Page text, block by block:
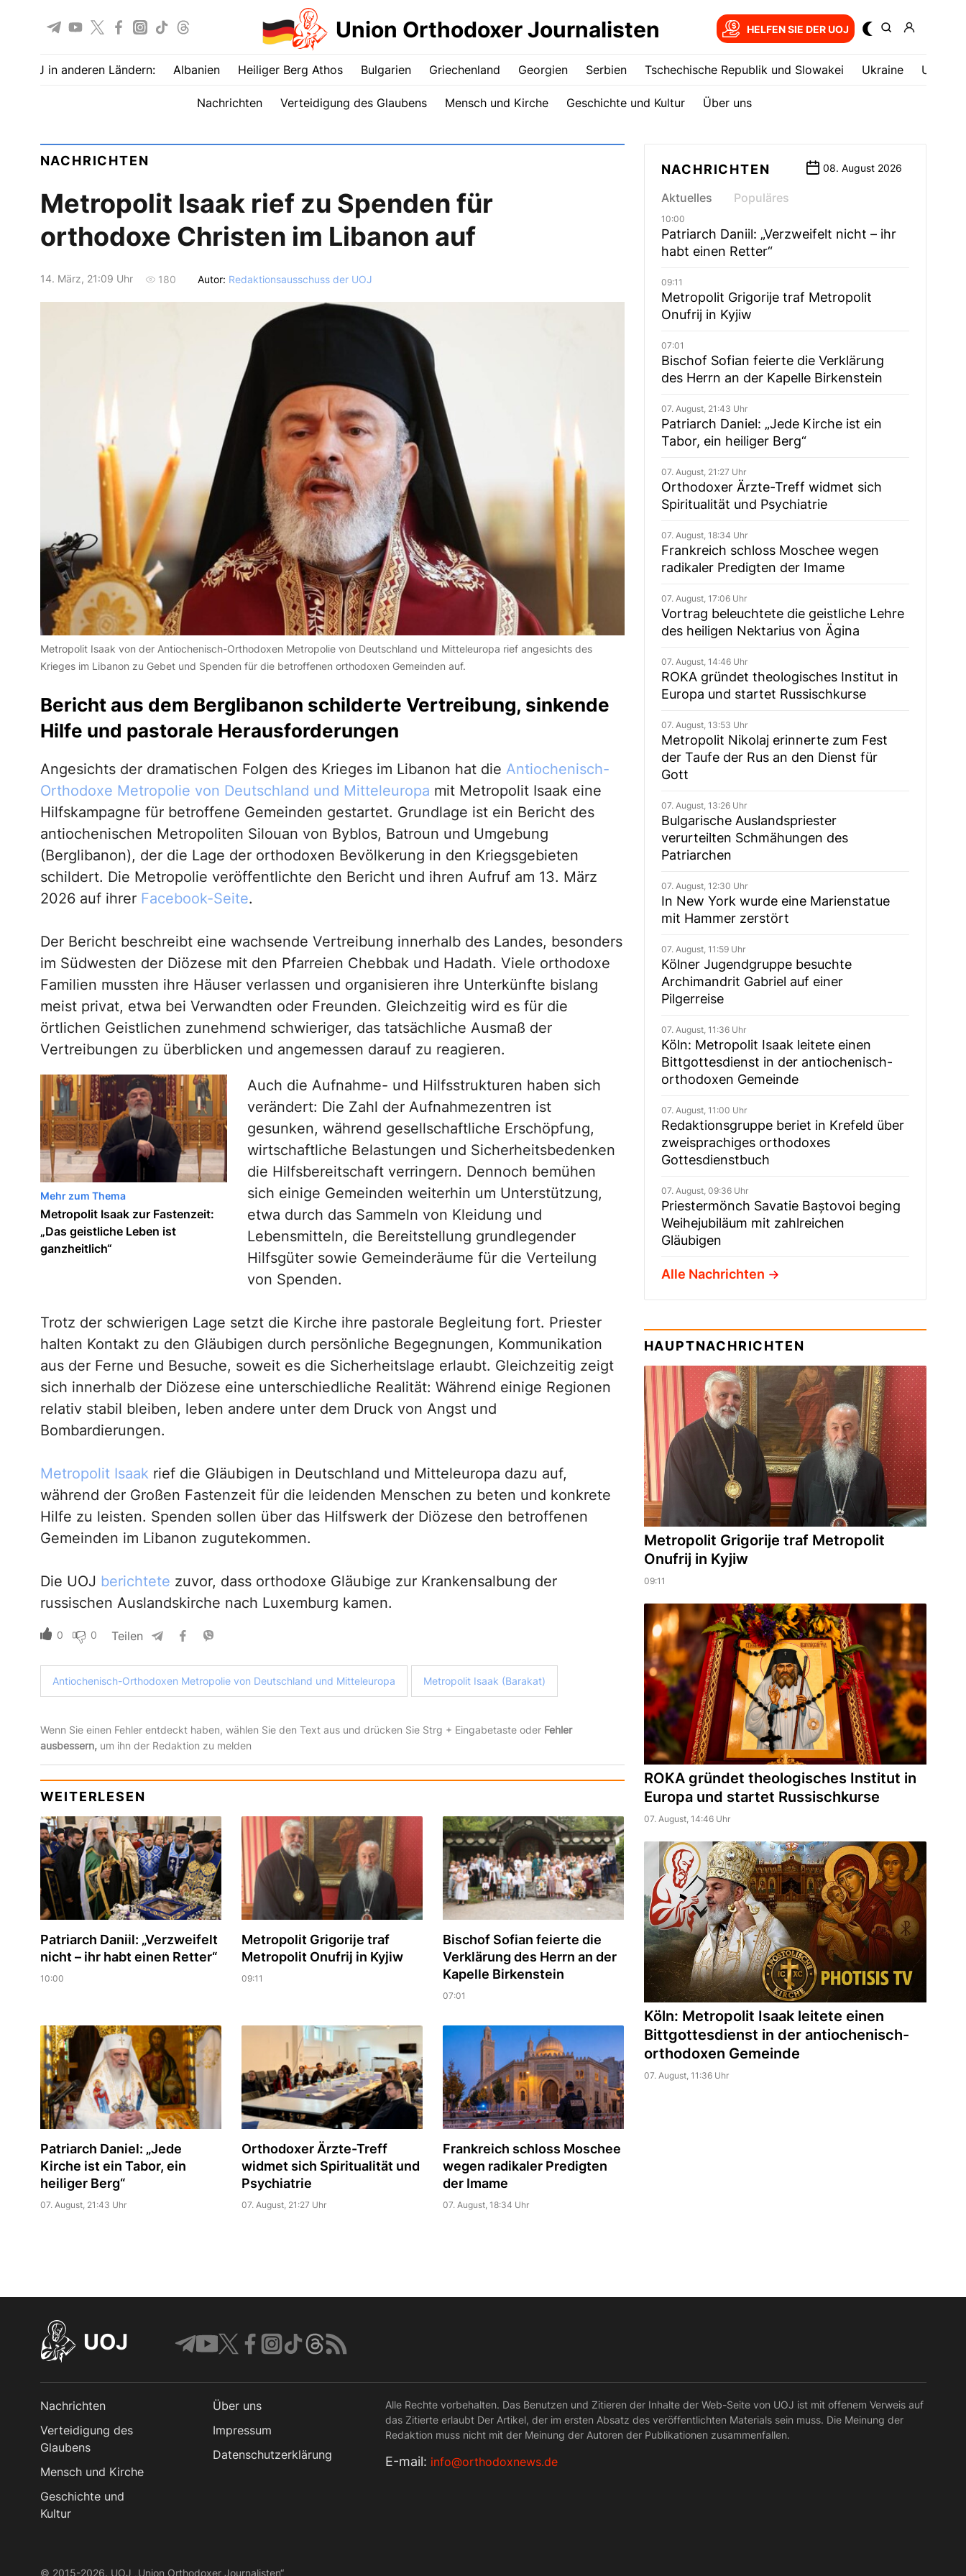
Union Orthodoxer Journalisten HELFEN SIE DER UOJ
UOJ in anderen Ländern: Albanien Heiliger Berg Athos Bulgarien Griechenland Georgien Serbien Tschechische Republik und Slowakei Ukrainе USA
Nachrichten Verteidigung des Glaubens Mensch und Kirche Geschichte und Kultur Über uns
NACHRICHTEN
Metropolit Isaak rief zu Spenden für
orthodoxe Christen im Libanon auf
14. März, 21:09 Uhr 180 Autor: Redaktionsausschuss der UOJ
Metropolit Isaak von der Antiochenisch-Orthodoxen Metropolie von Deutschland und Mitteleuropa rief angesichts des
Krieges im Libanon zu Gebet und Spenden für die betroffenen orthodoxen Gemeinden auf.
Bericht aus dem Berglibanon schilderte Vertreibung, sinkende
Hilfe und pastorale Herausforderungen
Angesichts der dramatischen Folgen des Krieges im Libanon hat die Antiochenisch-
Orthodoxe Metropolie von Deutschland und Mitteleuropa mit Metropolit Isaak eine
Hilfskampagne für betroffene Gemeinden gestartet. Grundlage ist ein Bericht des
antiochenischen Metropoliten Silouan von Byblos, Batroun und Umgebung
(Berglibanon), der die Lage der orthodoxen Bevölkerung in den Kriegsgebieten
schildert. Die Metropolie veröffentlichte den Bericht und ihren Aufruf am 13. März
2026 auf ihrer Facebook-Seite.
Der Bericht beschreibt eine wachsende Vertreibung innerhalb des Landes, besonders
im Südwesten der Diözese mit den Pfarreien Chebbak und Hadath. Viele orthodoxe
Familien mussten ihre Häuser verlassen und organisieren ihre Unterkünfte bislang
meist privat, etwa bei Verwandten oder Freunden. Gleichzeitig wird es für die
örtlichen Geistlichen zunehmend schwieriger, das tatsächliche Ausmaß der
Vertreibungen zu überblicken und angemessen darauf zu reagieren.
Mehr zum Thema
Metropolit Isaak zur Fastenzeit:
„Das geistliche Leben ist
ganzheitlich“
Auch die Aufnahme- und Hilfsstrukturen haben sich
verändert: Die Zahl der Aufnahmezentren ist
gesunken, während gesellschaftliche Erschöpfung,
wirtschaftliche Belastungen und Sicherheitsbedenken
die Hilfsbereitschaft verringern. Dennoch bemühen
sich einige Gemeinden weiterhin um Unterstützung,
etwa durch das Sammeln von Kleidung und
Lebensmitteln, die Bereitstellung grundlegender
Hilfsgüter sowie Gemeinderäume für die Verteilung
von Spenden.
Trotz der schwierigen Lage setzt die Kirche ihre pastorale Begleitung fort. Priester
halten Kontakt zu den Gläubigen durch persönliche Begegnungen, Kommunikation
aus der Ferne und Besuche, soweit es die Sicherheitslage erlaubt. Gleichzeitig zeigt
sich innerhalb der Diözese eine unterschiedliche Realität: Während einige Regionen
relativ stabil bleiben, leben andere unter dem Druck von Angst und
Bombardierungen.
Metropolit Isaakrief die Gläubigen in Deutschland und Mitteleuropa dazu auf,
während der Großen Fastenzeit für die leidenden Menschen zu beten und konkrete
Hilfe zu leisten. Spenden sollen über das Hilfswerk der Diözese den betroffenen
Gemeinden im Libanon zugutekommen.
Die UOJ berichtete zuvor, dass orthodoxe Gläubige zur Krankensalbung der
russischen Auslandskirche nach Luxemburg kamen.
0 0 Teilen
Antiochenisch-Orthodoxen Metropolie von Deutschland und Mitteleuropa Metropolit Isaak (Barakat)
Wenn Sie einen Fehler entdeckt haben, wählen Sie den Text aus und drücken Sie Strg + Eingabetaste oder Fehler
ausbessern,um ihn der Redaktion zu melden
WEITERLESEN
Patriarch Daniil: „Verzweifelt
nicht – ihr habt einen Retter“
10:00
Metropolit Grigorije traf
Metropolit Onufrij in Kyjiw
09:11
Bischof Sofian feierte die
Verklärung des Herrn an der
Kapelle Birkenstein
07:01
Patriarch Daniel: „Jede
Kirche ist ein Tabor, ein
heiliger Berg“
07. August, 21:43 Uhr
Orthodoxer Ärzte-Treff
widmet sich Spiritualität und
Psychiatrie
07. August, 21:27 Uhr
Frankreich schloss Moschee
wegen radikaler Predigten
der Imame
07. August, 18:34 Uhr
NACHRICHTEN 08. August 2026
Aktuelles Populäres
10:00
Patriarch Daniil: „Verzweifelt nicht – ihr
habt einen Retter“
09:11
Metropolit Grigorije traf Metropolit
Onufrij in Kyjiw
07:01
Bischof Sofian feierte die Verklärung
des Herrn an der Kapelle Birkenstein
07. August, 21:43 Uhr
Patriarch Daniel: „Jede Kirche ist ein
Tabor, ein heiliger Berg“
07. August, 21:27 Uhr
Orthodoxer Ärzte-Treff widmet sich
Spiritualität und Psychiatrie
07. August, 18:34 Uhr
Frankreich schloss Moschee wegen
radikaler Predigten der Imame
07. August, 17:06 Uhr
Vortrag beleuchtete die geistliche Lehre
des heiligen Nektarius von Ägina
07. August, 14:46 Uhr
ROKA gründet theologisches Institut in
Europa und startet Russischkurse
07. August, 13:53 Uhr
Metropolit Nikolaj erinnerte zum Fest
der Taufe der Rus an den Dienst für
Gott
07. August, 13:26 Uhr
Bulgarische Auslandspriester
verurteilten Schmähungen des
Patriarchen
07. August, 12:30 Uhr
In New York wurde eine Marienstatue
mit Hammer zerstört
07. August, 11:59 Uhr
Kölner Jugendgruppe besuchte
Archimandrit Gabriel auf einer
Pilgerreise
07. August, 11:36 Uhr
Köln: Metropolit Isaak leitete einen
Bittgottesdienst in der antiochenisch-
orthodoxen Gemeinde
07. August, 11:00 Uhr
Redaktionsgruppe beriet in Krefeld über
zweisprachiges orthodoxes
Gottesdienstbuch
07. August, 09:36 Uhr
Priestermönch Savatie Baștovoi beging
Weihejubiläum mit zahlreichen
Gläubigen
Alle Nachrichten
HAUPTNACHRICHTEN
Metropolit Grigorije traf Metropolit
Onufrij in Kyjiw
09:11
ROKA gründet theologisches Institut in
Europa und startet Russischkurse
07. August, 14:46 Uhr
Köln: Metropolit Isaak leitete einen
Bittgottesdienst in der antiochenisch-
orthodoxen Gemeinde
07. August, 11:36 Uhr
UOJ
Nachrichten
Verteidigung des
Glaubens
Mensch und Kirche
Geschichte und
Kultur
Über uns
Impressum
Datenschutzerklärung
Alle Rechte vorbehalten. Das Benutzen und Zitieren der Inhalte der Web-Seite von UOJ ist mit offenem Verweis auf
das Zitierte erlaubt Der Artikel, der im ersten Absatz des veröffentlichten Materials sein muss. Die Meinung der
Redaktion muss nicht mit der Meinung der Autoren der Publikationen zusammenfallen.
Е-mail: info@orthodoxnews.de
© 2015-2026. UOJ „Union Orthodoxer Journalisten“